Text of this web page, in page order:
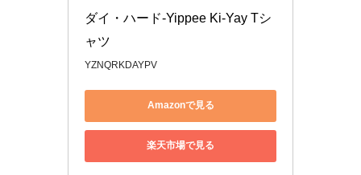
ダイ・ハード-Yippee Ki-Yay Tシ
ャツ
YZNQRKDAYPV
Amazonで見る
楽天市場で見る